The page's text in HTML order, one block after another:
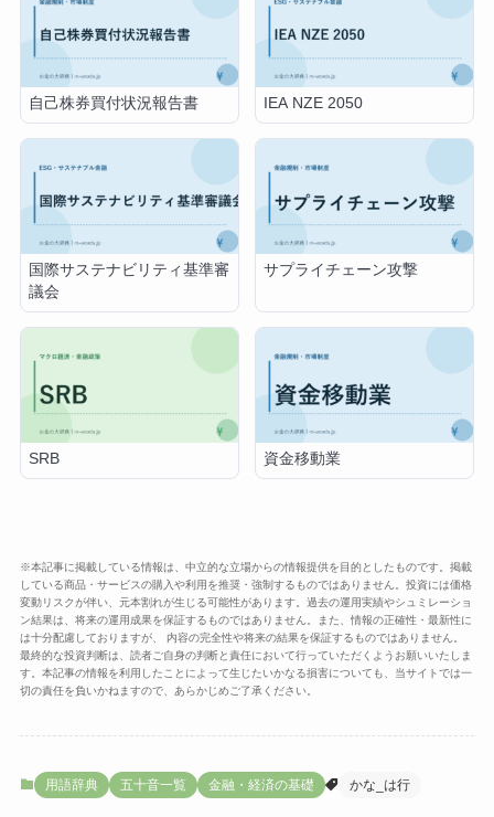
自己株券買付状況報告書 IEA NZE 2050
国際サステナビリティ基準審
議会
サプライチェーン攻撃
SRB 資金移動業
※本記事に掲載している情報は、中立的な立場からの情報提供を目的としたものです。掲載
している商品・サービスの購入や利用を推奨・強制するものではありません。投資には価格
変動リスクが伴い、元本割れが生じる可能性があります。過去の運用実績やシュミレーショ
ン結果は、将来の運用成果を保証するものではありません。また、情報の正確性・最新性に
は十分配慮しておりますが、 内容の完全性や将来の結果を保証するものではありません。
最終的な投資判断は、読者ご自身の判断と責任において行っていただくようお願いいたしま
す。本記事の情報を利用したことによって生じたいかなる損害についても、当サイトでは一
切の責任を負いかねますので、あらかじめご了承ください。
用語辞典 五十音一覧 金融・経済の基礎 かな_は行